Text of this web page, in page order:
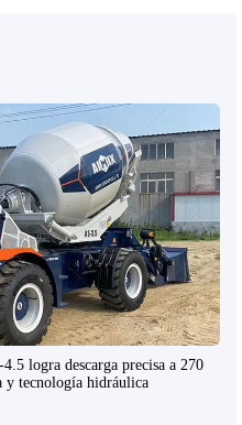
logra descarga precisa a 270
y tecnología hidráulica